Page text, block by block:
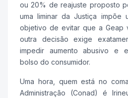
ou 20% de reajuste proposto
uma liminar da Justiça impõe
objetivo de evitar que a Geap
outra decisão exige
impedir aumento abusivo e
bolso do consumidor.
Uma hora, quem está no
Administração (Conad) é